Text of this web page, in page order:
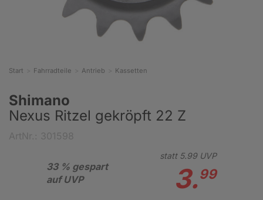
Start Fahrradteile Antrieb Kassetten
Shimano
Nexus Ritzel gekröpft 22 Z
33 % gespart
auf UVP
statt 5.99UVP
3.99